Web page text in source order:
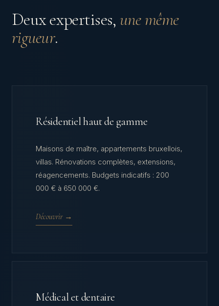
Deux expertises, une même
rigueur.
Résidentiel haut de gamme
Maisons de maître, appartements bruxellois,
villas. Rénovations complètes, extensions,
réagencements. Budgets indicatifs : 200
000 € à 650 000 €.
Découvrir →
Médical et dentaire